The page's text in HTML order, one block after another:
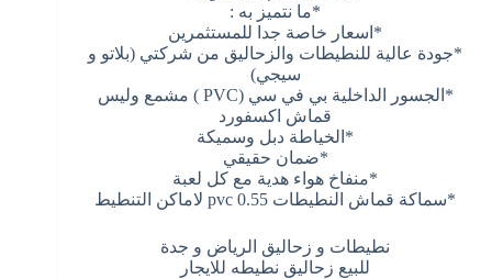
*ما نتميز به :
*اسعار خاصة جدا للمستثمرين
*جودة عالية للنطيطات والزحاليق من شركتي (بلاتو و
سيجي)
*الجسور الداخلية بي في سي (PVC ) مشمع وليس
قماش اكسفورد
*الخياطة دبل وسميكة
*ضمان حقيقي
*منفاخ هواء هدية مع كل لعبة
*سماكة قماش النطيطات 0.55 pvc لاماكن التنطيط
نطيطات و زحاليق الرياض و جدة
للبيع زحاليق نطيطه للايجار